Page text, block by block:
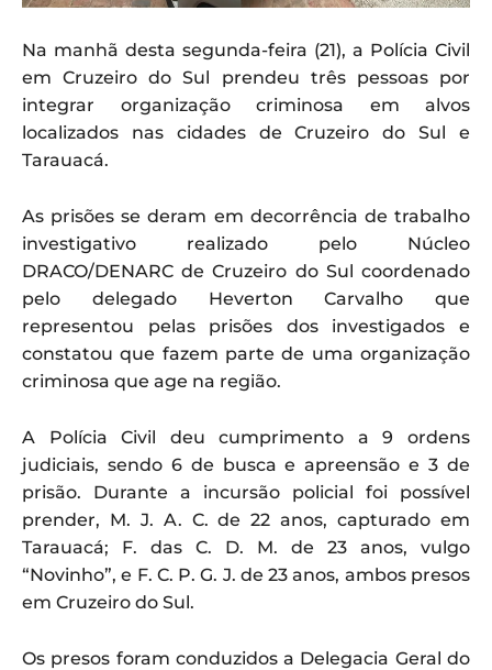
Na manhã desta segunda-feira (21), a Polícia Civil
em Cruzeiro do Sul prendeu três pessoas por
integrar organização criminosa em alvos
localizados nas cidades de Cruzeiro do Sul e
Tarauacá.
As prisões se deram em decorrência de trabalho
investigativo realizado pelo Núcleo
DRACO/DENARC de Cruzeiro do Sul coordenado
pelo delegado Heverton Carvalho que
representou pelas prisões dos investigados e
constatou que fazem parte de uma organização
criminosa que age na região.
A Polícia Civil deu cumprimento a 9 ordens
judiciais, sendo 6 de busca e apreensão e 3 de
prisão. Durante a incursão policial foi possível
prender, M. J. A. C. de 22 anos, capturado em
Tarauacá; F. das C. D. M. de 23 anos, vulgo
“Novinho”, e F. C. P. G. J. de 23 anos, ambos presos
em Cruzeiro do Sul.
Os presos foram conduzidos a Delegacia Geral do